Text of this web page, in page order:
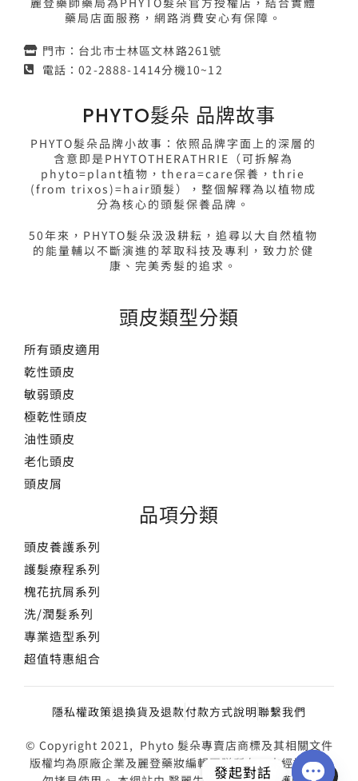
藥局店面服務，網路消費安心有保障。
門市：台北市士林區文林路261號
電話：02-2888-1414分機10~12
PHYTO髮朵 品牌故事
PHYTO髮朵品牌小故事：依照品牌字面上的深層的
含意即是PHYTOTHERATHRIE（可拆解為
phyto=plant植物，thera=care保養，thrie
(from trixos)=hair頭髮），整個解釋為以植物成
分為核心的頭髮保養品牌。
50年來，PHYTO髮朵汲汲耕耘，追尋以大自然植物
的能量輔以不斷演進的萃取科技及專利，致力於健
康、完美秀髮的追求。
頭皮類型分類
所有頭皮適用
乾性頭皮
敏弱頭皮
極乾性頭皮
油性頭皮
老化頭皮
頭皮屑
品項分類
頭皮養護系列
護髮療程系列
槐花抗屑系列
洗/潤髮系列
專業造型系列
超值特惠組合
隱私權政策退換貨及退款付款方式說明聯繫我們
© Copyright 2021, Phyto 髮朵專賣店商標及其相關文件
版權均為原廠企業及麗登藥妝編輯團隊所有，未經授權請
發起對話